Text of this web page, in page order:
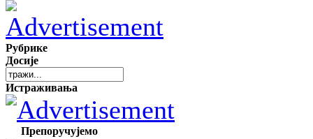
Рубрике
Досије
Истраживања
Препоручујемо